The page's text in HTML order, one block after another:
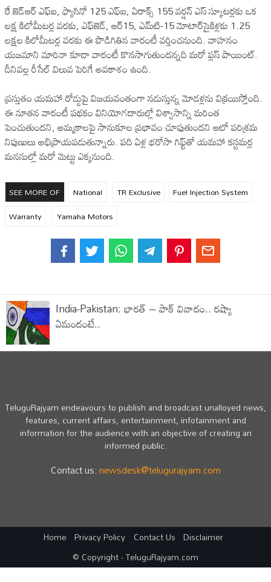
రే జెడ్ఆర్ ఎఫ్ఐ, ఫ్యాసినో 125 ఎఫ్ఐ, ఏరాక్స్ 155 వర్షన్ ఎస్ స్కూటర్లకు ఒక
లక్ష కిలోమీటర్ల వరకు, ఎఫ్‌జెడ్, ఆర్15, ఎమ్‌టి-15 మోటార్‌సైకిళ్లకు 1.25
లక్షల కిలోమీటర్ల వరకు ఈ పొడిగితిన వారంటీ వర్తించనుంది. వాహనం
యజమాని మారినా కూడా వారంటీ కొనసాగుతుందన్నది మరో ప్లస్ పాయింట్.
దీనివల్ల రీసేల్ విలువ పెరిగే అవకాశం ఉంది.
ప్రస్తుతం యమహా రోడ్డుపై విజయవంతంగా నడుస్తున్న మోడళ్లను విక్రయిస్తోంది.
ఈ నూతన వారంటీ పథకం వినియోగదారుల్లో విశ్వాసాన్ని మరింత
పెంచుతుందని, అమ్మకాలపై సానుకూల ప్రభావం చూపుతుందని ఆటో పరిశ్రమ
నిపుణులు అభిప్రాయపడుతున్నారు. పది ఏళ్ల భరోసా గిఫ్ట్‌తో యమహా కస్టమర్ల
మనసుల్లో మరో మెట్టు ఎక్కనుంది.
SEE MORE OF National TR Exclusive
Fuel Injection System
Warranty
Yamaha Motors
India-Pakistan: భారత్ – పాక్ వివాదం.. రష్యా
ఏమందంటే..
TeluguRajyam endeavours to publish and broadcast unalloyed news,
features, current affairs, entertainment, infotainment and
information for the audience with an objective of creating an
informed public.
Contact us:newsdesk@telugurajyam.com
Home Privacy Policy Contact Us Disclaimer
© Copyright - TeluguRajyam.com